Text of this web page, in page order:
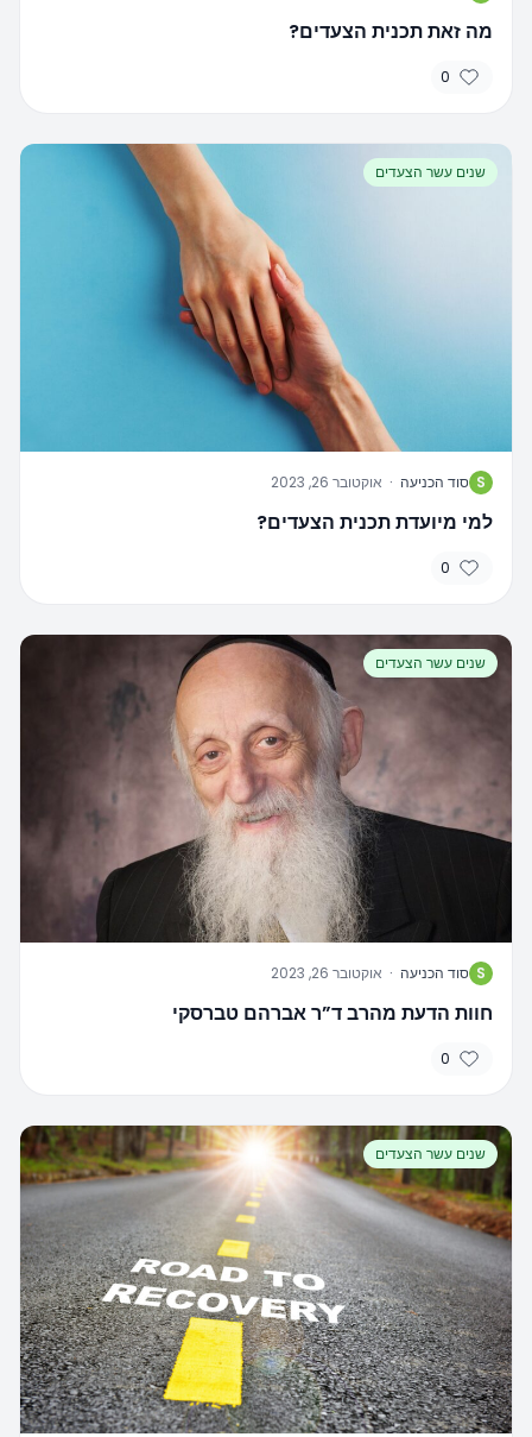
מה זאת תכנית הצעדים?
0
שנים עשר הצעדים
S סוד הכניעה · אוקטובר 26, 2023
למי מיועדת תכנית הצעדים?
0
שנים עשר הצעדים
S סוד הכניעה · אוקטובר 26, 2023
חוות הדעת מהרב ד”ר אברהם טברסקי
0
שנים עשר הצעדים